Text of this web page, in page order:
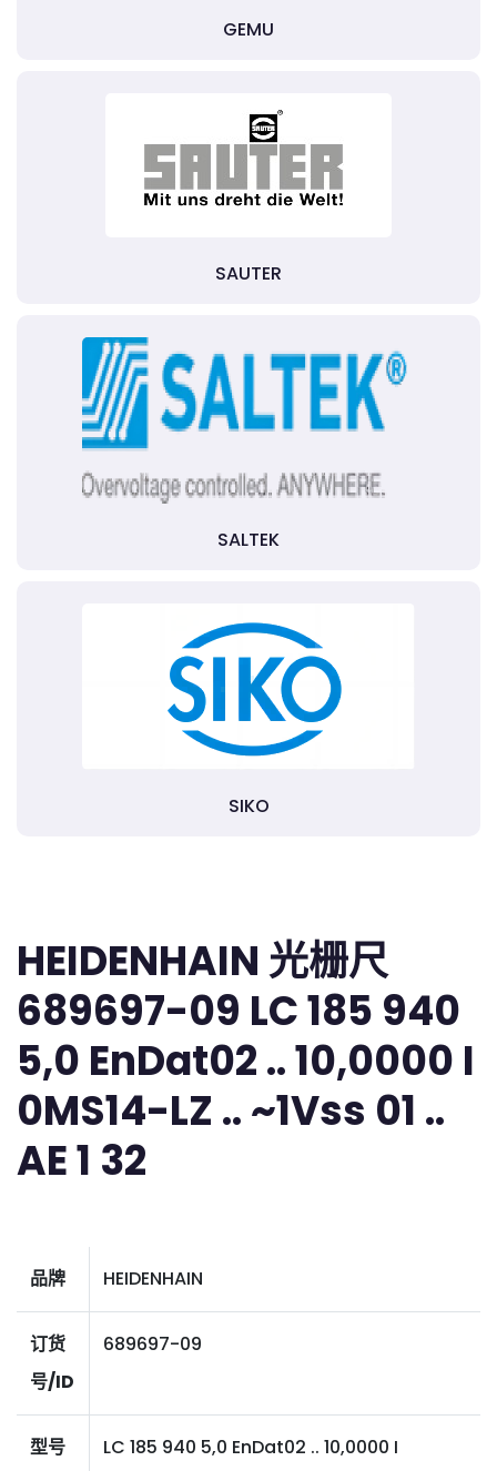
GEMU
SAUTER
SALTEK
SIKO
HEIDENHAIN 光栅尺
689697-09 LC 185 940
5,0 EnDat02 .. 10,0000 I
0MS14-LZ .. ~1Vss 01 ..
AE 1 32
品牌 HEIDENHAIN
订货
号/ID
689697-09
型号
LC 185 940 5,0 EnDat02 .. 10,0000 I